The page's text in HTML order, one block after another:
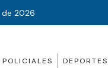
2026
POLICIALES DEPORTES